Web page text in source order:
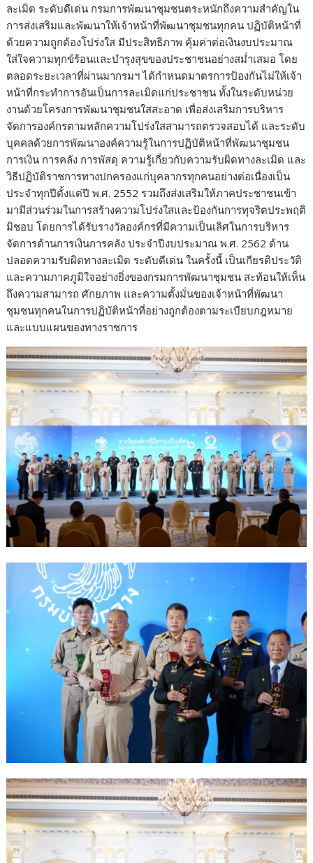
ละเมิด ระดับดีเด่น กรมการพัฒนาชุมชนตระหนักถึงความสำคัญใน
การส่งเสริมและพัฒนาให้เจ้าหน้าที่พัฒนาชุมชนทุกคน ปฏิบัติหน้าที่
ด้วยความถูกต้องโปร่งใส มีประสิทธิภาพ คุ้มค่าต่อเงินงบประมาณ
ใส่ใจความทุกข์ร้อนและบำรุงสุขของประชาชนอย่างสม่ำเสมอ โดย
ตลอดระยะเวลาที่ผ่านมากรมฯ ได้กำหนดมาตรการป้องกันไม่ให้เจ้า
หน้าที่กระทำการอันเป็นการละเมิดแก่ประชาชน ทั้งในระดับหน่วย
งานด้วยโครงการพัฒนาชุมชนใสสะอาด เพื่อส่งเสริมการบริหาร
จัดการองค์กรตามหลักความโปร่งใสสามารถตรวจสอบได้ และระดับ
บุคคลด้วยการพัฒนาองค์ความรู้ในการปฏิบัติหน้าที่พัฒนาชุมชน
การเงิน การคลัง การพัสดุ ความรู้เกี่ยวกับความรับผิดทางละเมิด และ
วิธีปฏิบัติราชการทางปกครองแก่บุคลากรทุกคนอย่างต่อเนื่องเป็น
ประจำทุกปีตั้งแต่ปี พ.ศ. 2552 รวมถึงส่งเสริมให้ภาคประชาชนเข้า
มามีส่วนร่วมในการสร้างความโปร่งใสและป้องกันการทุจริตประพฤติ
มิชอบ โดยการได้รับรางวัลองค์กรที่มีความเป็นเลิศในการบริหาร
จัดการด้านการเงินการคลัง ประจำปีงบประมาณ พ.ศ. 2562 ด้าน
ปลอดความรับผิดทางละเมิด ระดับดีเด่น ในครั้งนี้ เป็นเกียรติประวัติ
และความภาคภูมิใจอย่างยิ่งของกรมการพัฒนาชุมชน สะท้อนให้เห็น
ถึงความสามารถ ศักยภาพ และความตั้งมั่นของเจ้าหน้าที่พัฒนา
ชุมชนทุกคนในการปฏิบัติหน้าที่อย่างถูกต้องตามระเบียบกฎหมาย
และแบบแผนของทางราชการ